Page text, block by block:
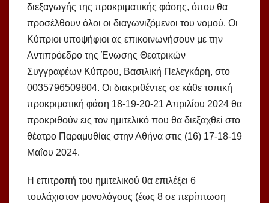
διεξαγωγής της προκριματικής φάσης, όπου θα
προσέλθουν όλοι οι διαγωνιζόμενοι του νομού. Οι
Κύπριοι υποψήφιοι ας επικοινωνήσουν με την
Αντιπρόεδρο της Ένωσης Θεατρικών
Συγγραφέων Κύπρου, Βασιλική Πελεγκάρη, στο
0035796509804. Οι διακριθέντες σε κάθε τοπική
προκριματική φάση 18-19-20-21 Απριλίου 2024 θα
προκριθούν εις τον ημιτελικό που θα διεξαχθεί στο
θέατρο Παραμυθίας στην Αθήνα στις (16) 17-18-19
Μαΐου 2024.
Η επιτροπή του ημιτελικού θα επιλέξει 6
τουλάχιστον μονολόγους (έως 8 σε περίπτωση